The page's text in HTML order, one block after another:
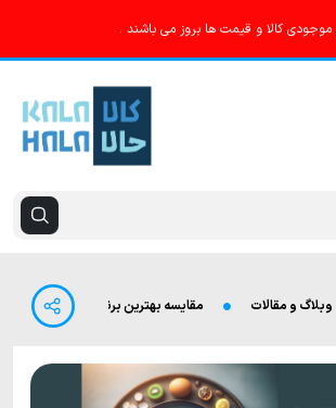
موجودی کالا و قیمت ها بروز می باشند .
وبلاگ و مقالات مقایسه بهترین برندهای سرخ‌کن